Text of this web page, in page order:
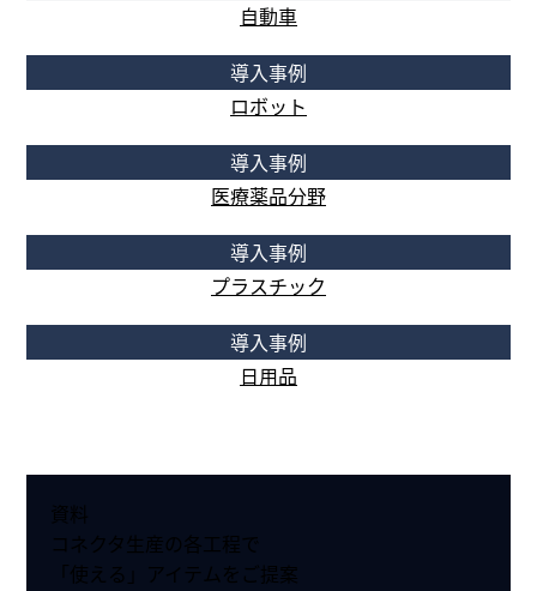
自動車
導入事例
ロボット
導入事例
医療薬品分野
導入事例
プラスチック
導入事例
日用品
資料
コネクタ生産の各工程で
「使える」アイテムをご提案